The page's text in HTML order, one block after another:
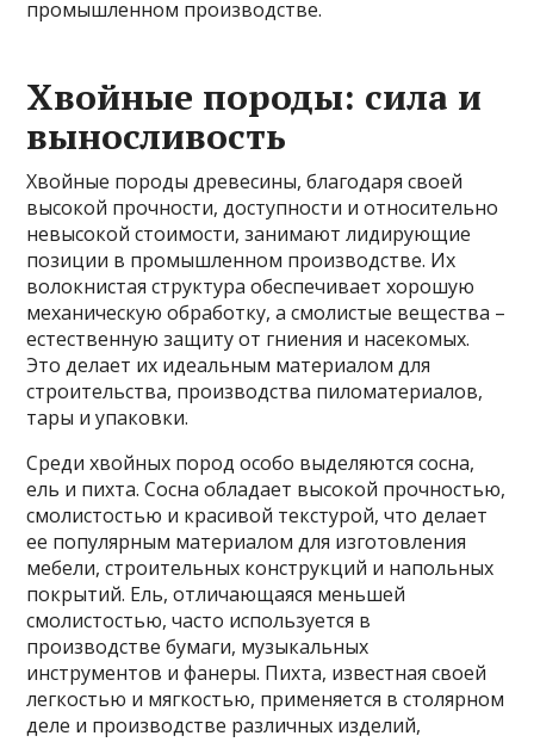
промышленном производстве.
Хвойные породы: сила и
выносливость
Хвойные породы древесины, благодаря своей
высокой прочности, доступности и относительно
невысокой стоимости, занимают лидирующие
позиции в промышленном производстве. Их
волокнистая структура обеспечивает хорошую
механическую обработку, а смолистые вещества –
естественную защиту от гниения и насекомых.
Это делает их идеальным материалом для
строительства, производства пиломатериалов,
тары и упаковки.
Среди хвойных пород особо выделяются сосна,
ель и пихта. Сосна обладает высокой прочностью,
смолистостью и красивой текстурой, что делает
ее популярным материалом для изготовления
мебели, строительных конструкций и напольных
покрытий. Ель, отличающаяся меньшей
смолистостью, часто используется в
производстве бумаги, музыкальных
инструментов и фанеры. Пихта, известная своей
легкостью и мягкостью, применяется в столярном
деле и производстве различных изделий,